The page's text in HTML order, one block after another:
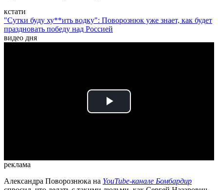
кстати
"Сутки буду ху**ить водку": Поворознюк уже знает, как будет
праздновать победу над Россией
видео дня
Play
реклама
Александра Поворознюка на YouTube-канале Бомбардир